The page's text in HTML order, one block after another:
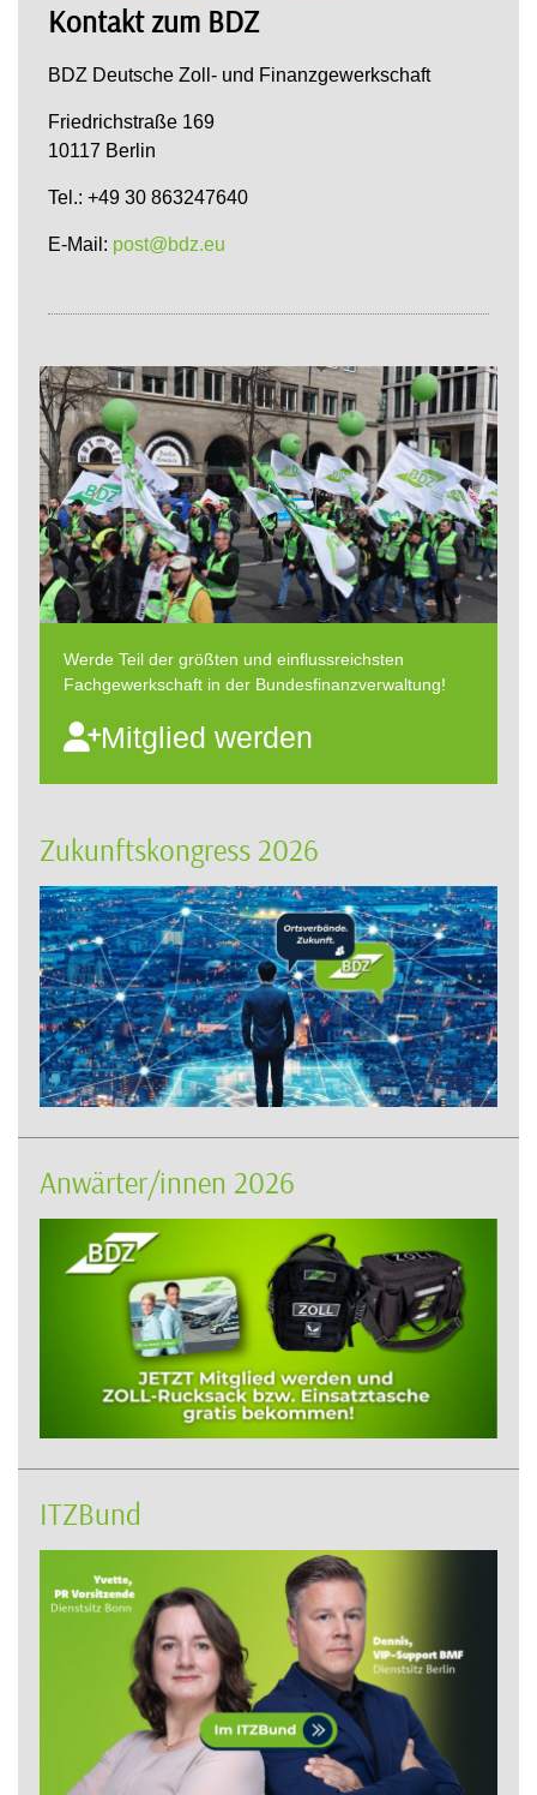
Kontakt zum BDZ
BDZ Deutsche Zoll- und Finanzgewerkschaft
Friedrichstraße 169
10117 Berlin
Tel.: +49 30 863247640
E-Mail: post@bdz.eu
Werde Teil der größten und einflussreichsten
Fachgewerkschaft in der Bundesfinanzverwaltung!
Mitglied werden
Zukunftskongress 2026
Anwärter/innen 2026
ITZBund